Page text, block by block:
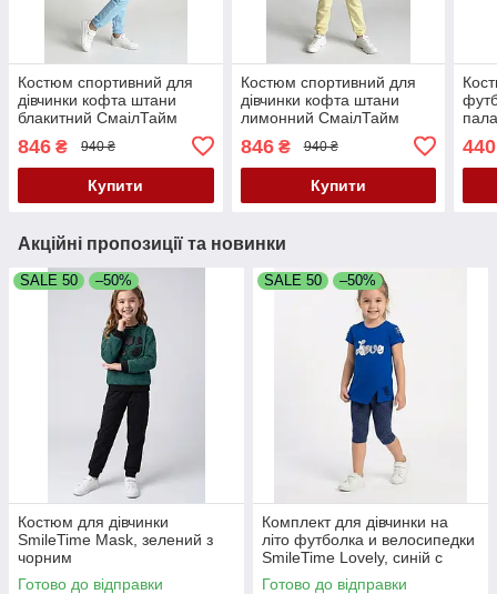
Костюм спортивний для
дівчинки кофта штани
блакитний СмаілТайм
846 ₴ 940 ₴
Купити
Костюм спортивний для
дівчинки кофта штани
лимонний СмаілТайм
846₴ 940 ₴
Купити
Акційні пропозиції та новинки
SALE 50 –50%
Костюм для дівчинки
SmileTime Mask, зелений з
чорним
Готово до відправки
SALE 50 –50%
Комплект для дівчинки на
літо футболка и велосипедки
SmileTime Lovely, синій с
білим
Готово до відправки